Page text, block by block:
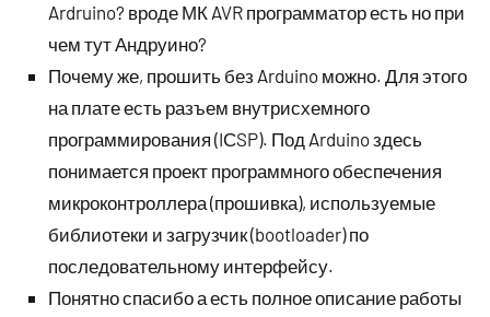
Ardruino? вроде МК AVR программатор есть но при
чем тут Андруино?
Почему же, прошить без Arduino можно. Для этого
на плате есть разъем внутрисхемного
программирования (IСSP). Под Arduino здесь
понимается проект программного обеспечения
микроконтроллера (прошивка), используемые
библиотеки и загрузчик (bootloader) по
последовательному интерфейсу.
Понятно спасибо а есть полное описание работы